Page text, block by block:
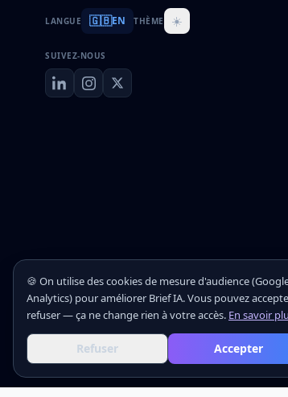
🍪 On utilise des cookies de mesure d'audience
Analytics) pour améliorer Brief IA. Vous pouvez
refuser — ça ne change rien à votre accès. En savoir
Refuser Accepter
LANGUE 🇬🇧EN THÈME ☀️
SUIVEZ-NOUS
©2026Brief IA — Le brief IA quotidien